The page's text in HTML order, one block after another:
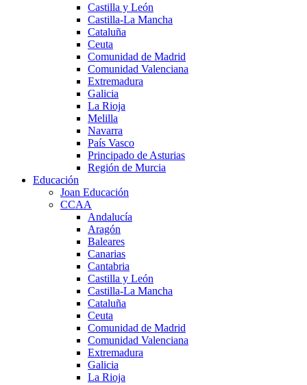
Castilla y León
Castilla-La Mancha
Cataluña
Ceuta
Comunidad de Madrid
Comunidad Valenciana
Extremadura
Galicia
La Rioja
Melilla
Navarra
País Vasco
Principado de Asturias
Región de Murcia
Educación
Joan Educación
CCAA
Andalucía
Aragón
Baleares
Canarias
Cantabria
Castilla y León
Castilla-La Mancha
Cataluña
Ceuta
Comunidad de Madrid
Comunidad Valenciana
Extremadura
Galicia
La Rioja